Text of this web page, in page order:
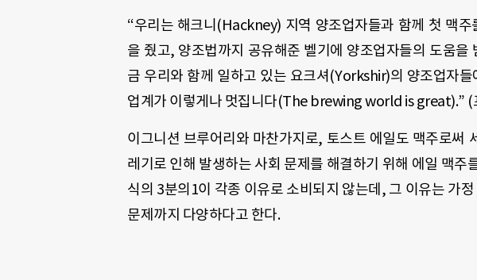
“우리는 해크니(Hackney) 지역 양조업자들과 함께 첫 맥
을 줬고, 양조법까지 공유해준 벨기에 양조업자들의 도움을
금 우리와 함께 일하고 있는 요크셔(Yorkshir)의 양조업자
업계가 이렇게나 멋집니다(The brewing world is great).” (
이그니션 브루어리와 마찬가지로, 토스트 에일도 맥주로써
레기로 인해 발생하는 사회 문제를 해결하기 위해 에일 맥주
식의 3분의1이 각종 이유로 소비되지 않는데, 그 이유는 가
문제까지 다양하다고 한다.